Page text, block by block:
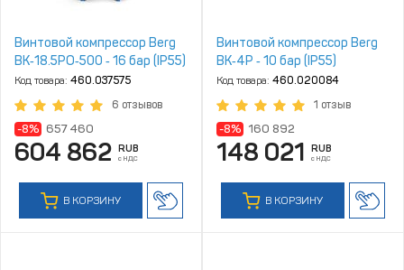
Винтовой компрессор Berg
ВК‑18.5РО‑500 ‑ 16 бар (IP55)
Код товара: 460.037575
6 отзывов
-8% 657 460
604 862 RUB
с НДС
В КОРЗИНУ
Винтовой компрессор Berg
ВК‑4Р ‑ 10 бар (IP55)
Код товара: 460.020084
1 отзыв
-8% 160 892
148 021 RUB
с НДС
В КОРЗИНУ